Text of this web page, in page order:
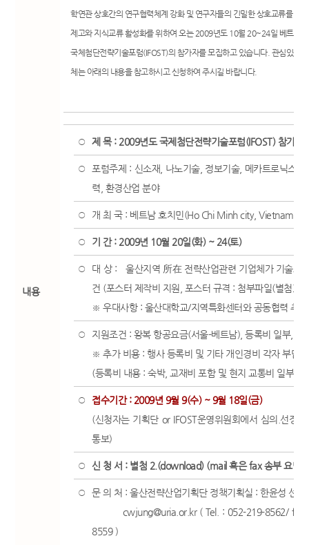
내용
학연관 상호간의 연구협력체계 강화 및 연구자들의 긴밀한 상호교류를 통
제고와 지식교류 활성화를 위하여 오는 2009년도 10월 20~24일 베트남
국체첨단전략기술포럼(IFOST)의 참가자를 모집하고 있습니다. 관심있는
체는 아래의 내용을 참고하시고 신청하여 주시길 바랍니다.
○ 제 목 : 2009년도 국제첨단전략기술포럼(IFOST) 참가자
○
포럼주제 : 신소재, 나노기술, 정보기술, 메카트로닉스
력, 환경산업 분야
○ 개 최 국 : 베트남 호치민(Ho Chi Minh city, Vietnam)
○ 기 간 : 2009년 10월 20일(화) ~ 24(토)
○
대 상 : 울산지역 所在 전략산업관련 기업체가 기술포
건 (포스터 제작비 지원, 포스터 규격 : 첨부파일(별첨3).
※ 우대사항 : 울산대학교/지역특화센터와 공동협력 추
○
지원조건 : 왕복 항공요금(서울-베트남), 등록비 일부, 간
※ 추가 비용 : 행사 등록비 및 기타 개인경비 각자 부담
(등록비 내용 : 숙박, 교재비 포함 및 현지 교통비 일부 포
○
접수기간 : 2009년 9월 9(수) ~ 9월 18일(금)
(신청자는 기획단 or IFOST운영위원회에서 심의.선정
통보)
○ 신 청 서 : 별첨 2.(download) (mail 혹은 fax 송부 요망)
○
문 의 처 : 울산전략산업기획단 정책기획실 : 한윤성 선임
cwjung@uria.or.kr ( Tel. : 052-219-8562/ fax :
8559 )